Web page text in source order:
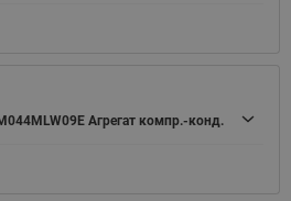
Агрегат компр.-конд.